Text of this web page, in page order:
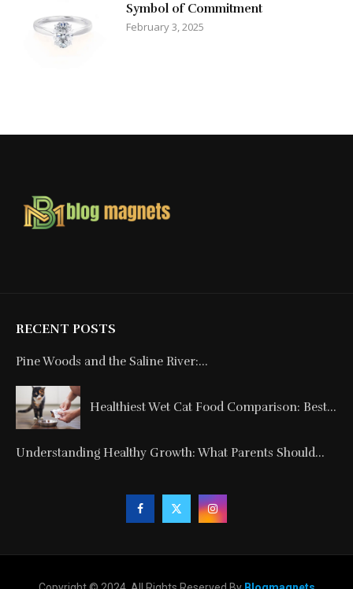
Symbol of Commitment
February 3, 2025
RECENT POSTS
Pine Woods and the Saline River:...
Healthiest Wet Cat Food Comparison: Best...
Understanding Healthy Growth: What Parents Should...